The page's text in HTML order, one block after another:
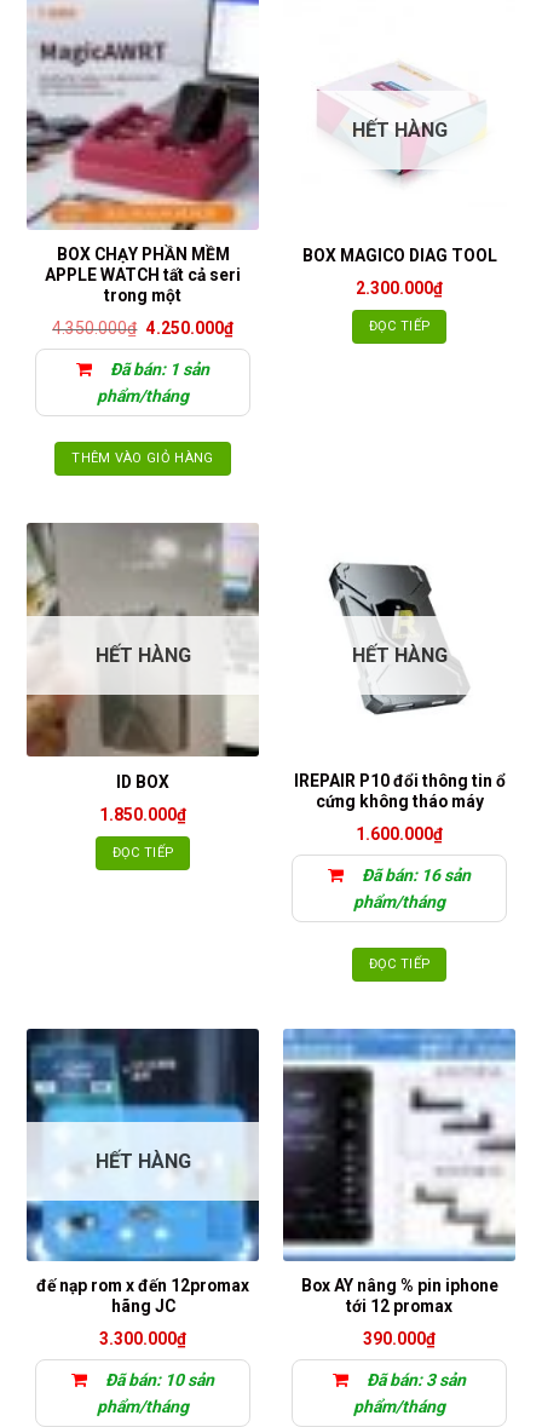
BOX CHẠY PHẦN MỀM
APPLE WATCH tất cả seri
trong một
4.350.000₫ Giá
là:
4.350.000₫.
4.250.000₫Giá
hiện
tại
Đã bán: 1 sản
phẩm/tháng
THÊM VÀO GIỎ HÀNG
HẾT HÀNG
BOX MAGICO DIAG TOOL
2.300.000₫
ĐỌC TIẾP
HẾT HÀNG
ID BOX
1.850.000₫
ĐỌC TIẾP
HẾT HÀNG
IREPAIR P10 đổi thông tin ổ
cứng không tháo máy
1.600.000₫
Đã bán: 16 sản
phẩm/tháng
ĐỌC TIẾP
HẾT HÀNG
đế nạp rom x đến 12promax
hãng JC
3.300.000₫
Đã bán: 10 sản
phẩm/tháng
Box AY nâng % pin iphone
tới 12 promax
390.000₫
Đã bán: 3 sản
phẩm/tháng